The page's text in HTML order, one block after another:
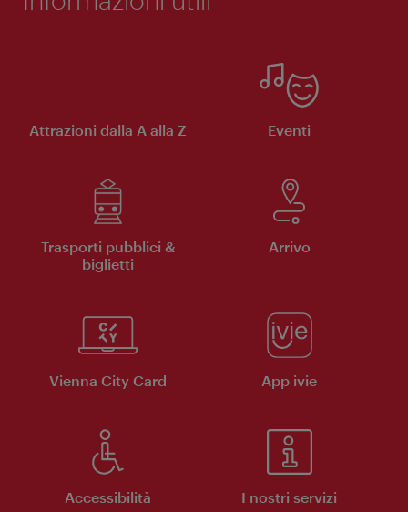
Attrazioni dalla A alla Z Eventi
Trasporti pubblici &
biglietti
Arrivo
Vienna City Card App ivie
Accessibilità I nostri servizi